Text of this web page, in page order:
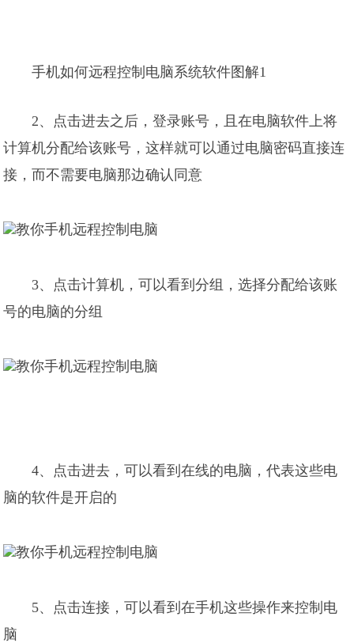
手机如何远程控制电脑系统软件图解1
2、点击进去之后，登录账号，且在电脑软件上将
计算机分配给该账号，这样就可以通过电脑密码直接连
接，而不需要电脑那边确认同意
3、点击计算机，可以看到分组，选择分配给该账
号的电脑的分组
4、点击进去，可以看到在线的电脑，代表这些电
脑的软件是开启的
5、点击连接，可以看到在手机这些操作来控制电
脑